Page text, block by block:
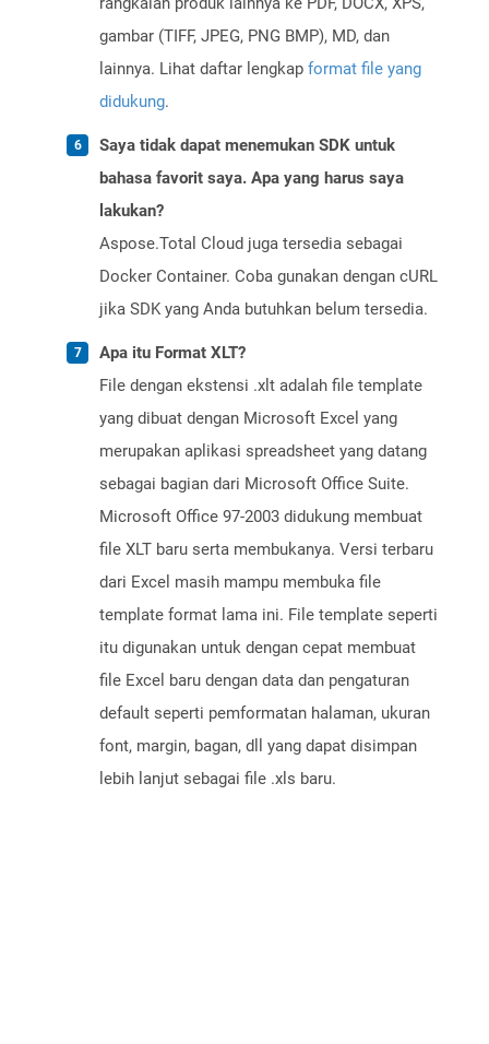
gambar (TIFF, JPEG, PNG BMP), MD, dan
lainnya. Lihat daftar lengkap format file yang
didukung.
Saya tidak dapat menemukan SDK untuk
bahasa favorit saya. Apa yang harus saya
lakukan?
Aspose.Total Cloud juga tersedia sebagai
Docker Container. Coba gunakan dengan cURL
jika SDK yang Anda butuhkan belum tersedia.
Apa itu Format XLT?
File dengan ekstensi .xlt adalah file template
yang dibuat dengan Microsoft Excel yang
merupakan aplikasi spreadsheet yang datang
sebagai bagian dari Microsoft Office Suite.
Microsoft Office 97-2003 didukung membuat
file XLT baru serta membukanya. Versi terbaru
dari Excel masih mampu membuka file
template format lama ini. File template seperti
itu digunakan untuk dengan cepat membuat
file Excel baru dengan data dan pengaturan
default seperti pemformatan halaman, ukuran
font, margin, bagan, dll yang dapat disimpan
lebih lanjut sebagai file .xls baru.